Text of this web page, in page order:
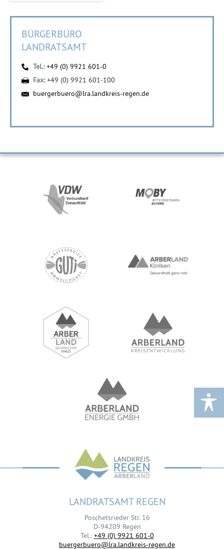
BÜRGERBÜRO
LANDRATSAMT
Tel.:+49 (0) 9921 601-0
Fax:+49 (0) 9921 601-100
buergerbuero@lra.landkreis-regen.de
LANDRATSAMT REGEN
Poschetsrieder Str. 16
D-94209 Regen
Tel.: +49 (0) 9921 601-0
buergerbuero@lra.landkreis-regen.de